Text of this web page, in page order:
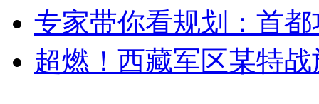
专家带你看规划：首
超燃！西藏军区某特